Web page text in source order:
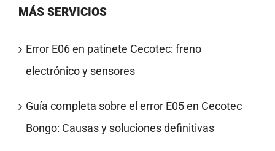
MÁS SERVICIOS
Error E06 en patinete Cecotec: freno
electrónico y sensores
Guía completa sobre el error E05 en Cecotec
Bongo: Causas y soluciones definitivas